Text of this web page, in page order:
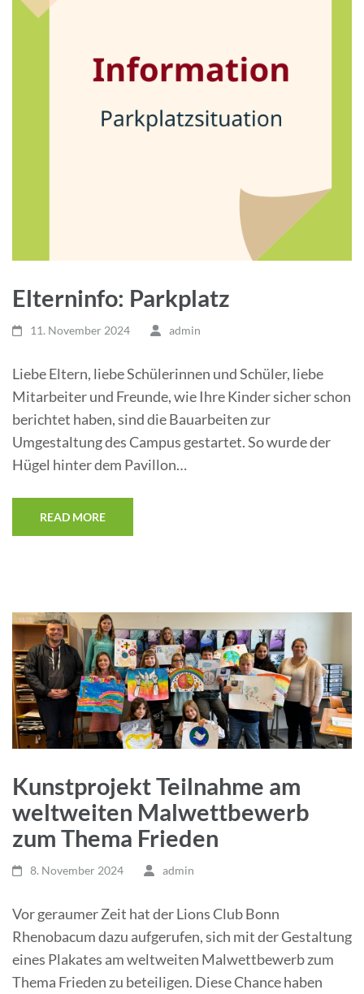
Elterninfo: Parkplatz
11. November 2024 admin
Liebe Eltern, liebe Schülerinnen und Schüler, liebe
Mitarbeiter und Freunde, wie Ihre Kinder sicher schon
berichtet haben, sind die Bauarbeiten zur
Umgestaltung des Campus gestartet. So wurde der
Hügel hinter dem Pavillon…
READ MORE
Kunstprojekt Teilnahme am
weltweiten Malwettbewerb
zum Thema Frieden
8. November 2024 admin
Vor geraumer Zeit hat der Lions Club Bonn
Rhenobacum dazu aufgerufen, sich mit der Gestaltung
eines Plakates am weltweiten Malwettbewerb zum
Thema Frieden zu beteiligen. Diese Chance haben